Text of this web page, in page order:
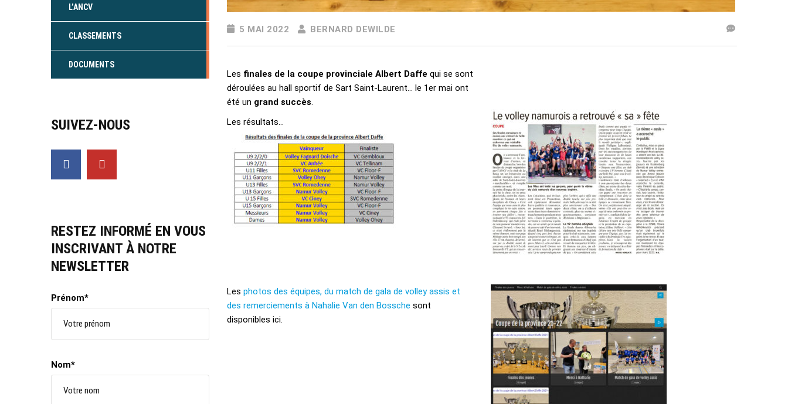
5 MAI 2022 BERNARD DEWILDE
Les finales de la coupe provinciale Albert Daffe qui se sont
déroulées au hall sportif de Sart Saint-Laurent… le 1er mai ont
été un grand succès.
Les résultats…
Les photos des équipes, du match de gala de volley assis et
des remerciements à Nahalie Van den Bossche sont
disponibles ici.
L’ANCV
CLASSEMENTS
DOCUMENTS
SUIVEZ-NOUS
RESTEZ INFORMÉ EN VOUS
INSCRIVANT À NOTRE
NEWSLETTER
Prénom*
Nom*